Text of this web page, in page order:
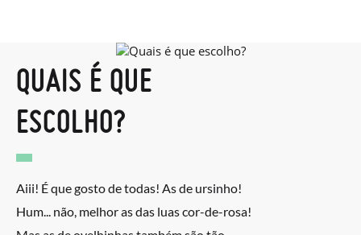
QUAIS É QUE
ESCOLHO?
Aiii! É que gosto de todas! As de ursinho!
Hum... não, melhor as das luas cor-de-rosa!